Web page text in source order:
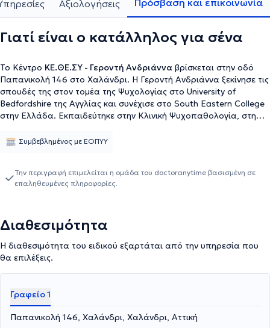
Αξιολογήσεις Πρόσβαση και επικοινωνία
Γιατί είναι ο κατάλληλος για σένα
Το Κέντρο ΚΕ.ΘΕ.ΣΥ - Γεροντή Ανδριάννα βρίσκεται στην οδό
Παπανικολή 146 στο Χαλάνδρι. Η Γεροντή Ανδριάννα ξεκίνησε τις
σπουδές της στον τομέα της Ψυχολογίας στο University of
Bedfordshire της Αγγλίας και συνέχισε στο South Eastern College
στην Ελλάδα. Εκπαιδεύτηκε στην Κλινική Ψυχοπαθολογία, στη
Ψυχοθεραπεία, στην Ατομική και Οικογενειακή Συστημική
εκπαιδευτεί στον Συντονισμό Ομάδων Σχολικών Γονέων, στις
Διαταραχές Λόγου, στις Μαθησιακές Δυσκολίες, στη
εμπειρίας στο χώρο της ψυχικής υγείας, έμαθε πως αυτό που
χρειάζεται κάθε άνθρωπος είναι να τον κοιτάζεις στα μάτια και
να νιώθεις τη βαθύτερη ανάγκη του. Για το λόγο αυτό
δημιούργησε και το ΚΕ.ΘΕ.ΣΥ. Αυτήν την ανάγκη έχει στόχο να
καλύψει εκείνη και οι συνεργάτες της, αγκαλιάζοντας τον
του σα να είναι δικό τους. Βασικά εργαλεία σε αυτή την
προσπάθεια αποτελούν η Ανασυνδυασμένη Εκλεκτική
Συμβουλευτική, αλλά και η μέθοδος "Όταν συνάντησα Εμένα!",
Συμβεβλημένος με ΕΟΠΥΥ
Την περιγραφή επιμελείται η ομάδα του doctoranytime βασισμένη σε
επαληθευμένες πληροφορίες.
Διαθεσιμότητα
Η διαθεσιμότητα του ειδικού εξαρτάται από την υπηρεσία που
θα επιλέξεις.
Γραφείο 1
Παπανικολή 146, Χαλάνδρι, Χαλάνδρι, Αττική